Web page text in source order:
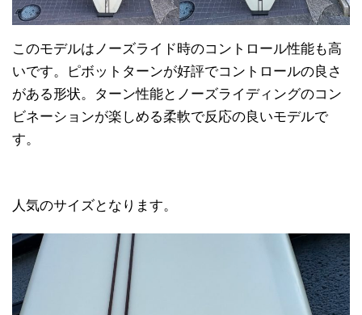
このモデルはノーズライド時のコントロール性能も高
いです。ピボットターンが好評でコントロールの良さ
がある形状。ターン性能とノーズライディングのコン
ビネーションが楽しめる柔軟で反応の良いモデルで
す。
人気のサイズとなります。